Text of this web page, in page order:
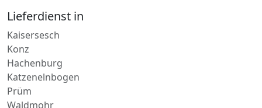
Lieferdienst in
Kaisersesch
Konz
Hachenburg
Katzenelnbogen
Prüm
Waldmohr